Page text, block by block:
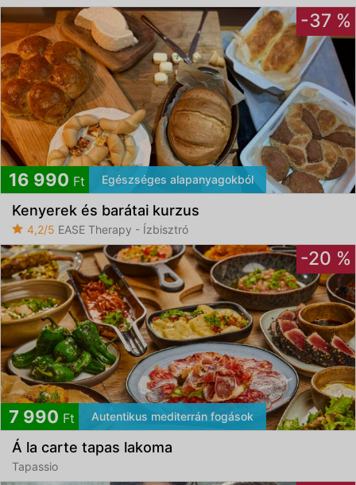
-37 %
16 990 Ft Egészséges alapanyagokból
Kenyerek és barátai kurzus
4,2/5 EASE Therapy - Ízbisztró
-20 %
7 990 Ft Autentikus mediterrán fogások
Á la carte tapas lakoma
Tapassio